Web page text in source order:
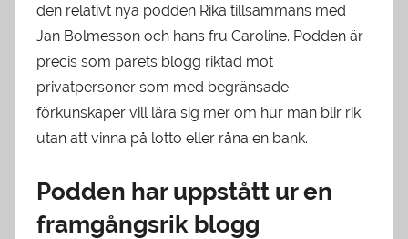
den relativt nya podden Rika tillsammans med
Jan Bolmesson och hans fru Caroline. Podden är
precis som parets blogg riktad mot
privatpersoner som med begränsade
förkunskaper vill lära sig mer om hur man blir rik
utan att vinna på lotto eller råna en bank.
Podden har uppstått ur en
framgångsrik blogg